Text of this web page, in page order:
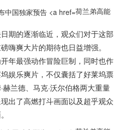
荷兰弟高能
的逐渐临近，观众们对于这部
嗨爽大片的期待也日益增强。
开年最强动作冒险巨制，同时也作
娱乐爽片，不仅囊括了好莱坞票
赫兰德、马克·沃尔伯格两大重量
出了高燃打斗画面以及超乎观众